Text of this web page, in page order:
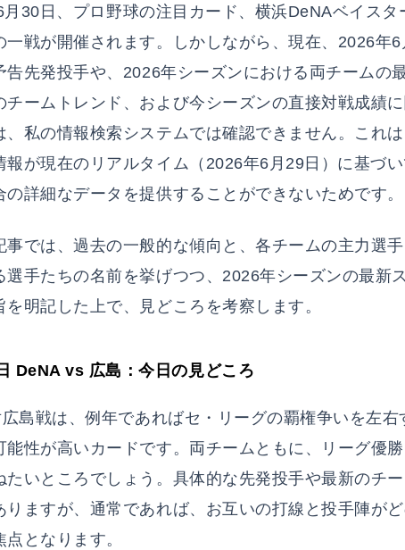
30日、プロ野球の注目カード、横浜DeNAベイスタ
一戦が開催されます。しかしながら、現在、2026年
告先発投手や、2026年シーズンにおける両チームの
チームトレンド、および今シーズンの直接対戦成績
、私の情報検索システムでは確認できません。これ
報が現在のリアルタイム（2026年6月29日）に基づ
詳細なデータを提供することができないためです。
事では、過去の一般的な傾向と、各チームの主力選
選手たちの名前を挙げつつ、2026年シーズンの最新
を明記した上で、見どころを考察します。
DeNA vs 広島：今日の見どころ
島戦は、例年であればセ・リーグの覇権争いを左右
能性が高いカードです。両チームともに、リーグ優
たいところでしょう。具体的な先発投手や最新のチ
りますが、通常であれば、お互いの打線と投手陣が
となります。